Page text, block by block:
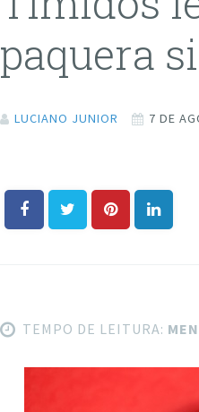
paquera
LUCIANO JUNIOR 7 DE
TEMPO DE LEITURA: